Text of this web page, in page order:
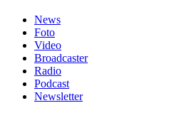
News
Foto
Video
Broadcaster
Radio
Podcast
Newsletter